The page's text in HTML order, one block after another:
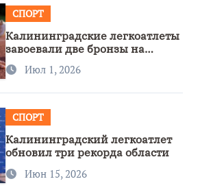
СПОРТ
Калининградские легкоатлеты
завоевали две бронзы на
первенстве России
Июл 1, 2026
СПОРТ
Калининградский легкоатлет
обновил три рекорда области
Июн 15, 2026